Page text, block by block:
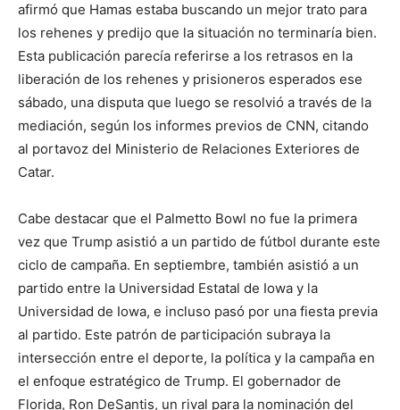
afirmó que Hamas estaba buscando un mejor trato para
los rehenes y predijo que la situación no terminaría bien.
Esta publicación parecía referirse a los retrasos en la
liberación de los rehenes y prisioneros esperados ese
sábado, una disputa que luego se resolvió a través de la
mediación, según los informes previos de CNN, citando
al portavoz del Ministerio de Relaciones Exteriores de
Catar.
Cabe destacar que el Palmetto Bowl no fue la primera
vez que Trump asistió a un partido de fútbol durante este
ciclo de campaña. En septiembre, también asistió a un
partido entre la Universidad Estatal de Iowa y la
Universidad de Iowa, e incluso pasó por una fiesta previa
al partido. Este patrón de participación subraya la
intersección entre el deporte, la política y la campaña en
el enfoque estratégico de Trump. El gobernador de
Florida, Ron DeSantis, un rival para la nominación del